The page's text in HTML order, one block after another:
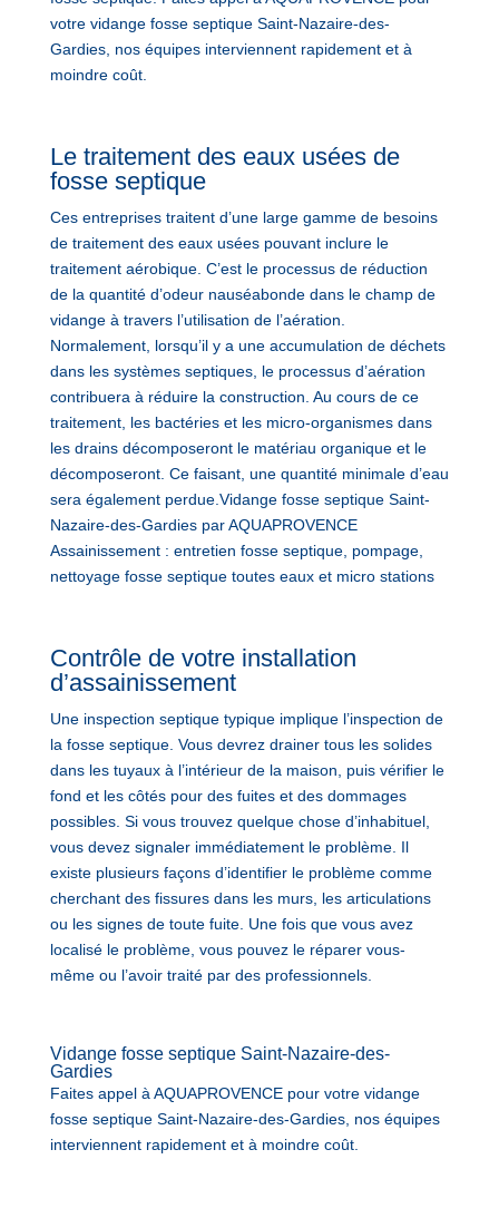
votre vidange fosse septique Saint-Nazaire-des-
Gardies, nos équipes interviennent rapidement et à
moindre coût.
Le traitement des eaux usées de
fosse septique
Ces entreprises traitent d’une large gamme de besoins
de traitement des eaux usées pouvant inclure le
traitement aérobique. C’est le processus de réduction
de la quantité d’odeur nauséabonde dans le champ de
vidange à travers l’utilisation de l’aération.
Normalement, lorsqu’il y a une accumulation de déchets
dans les systèmes septiques, le processus d’aération
contribuera à réduire la construction. Au cours de ce
traitement, les bactéries et les micro-organismes dans
les drains décomposeront le matériau organique et le
décomposeront. Ce faisant, une quantité minimale d’eau
sera également perdue.Vidange fosse septique Saint-
Nazaire-des-Gardies par AQUAPROVENCE
Assainissement : entretien fosse septique, pompage,
nettoyage fosse septique toutes eaux et micro stations
Contrôle de votre installation
d’assainissement
Une inspection septique typique implique l’inspection de
la fosse septique. Vous devrez drainer tous les solides
dans les tuyaux à l’intérieur de la maison, puis vérifier le
fond et les côtés pour des fuites et des dommages
possibles. Si vous trouvez quelque chose d’inhabituel,
vous devez signaler immédiatement le problème. Il
existe plusieurs façons d’identifier le problème comme
cherchant des fissures dans les murs, les articulations
ou les signes de toute fuite. Une fois que vous avez
localisé le problème, vous pouvez le réparer vous-
même ou l’avoir traité par des professionnels.
Vidange fosse septique Saint-Nazaire-des-
Gardies
Faites appel à AQUAPROVENCE pour votre vidange
fosse septique Saint-Nazaire-des-Gardies, nos équipes
interviennent rapidement et à moindre coût.